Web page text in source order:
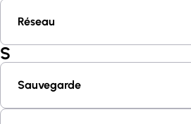
Réseau
S
Sauvegarde